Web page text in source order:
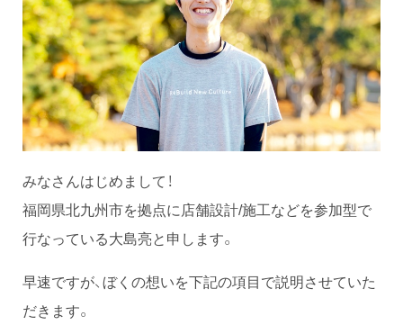
みなさんはじめまして！
福岡県北九州市を拠点に店舗設計/施工などを参加型で
行なっている大島亮と申します。
早速ですが、ぼくの想いを下記の項目で説明させていた
だきます。